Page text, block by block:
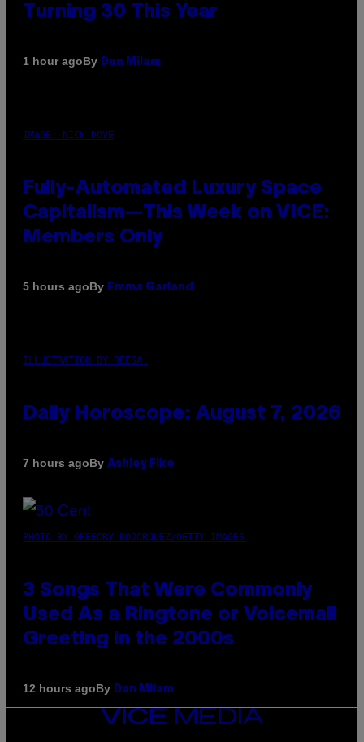
Turning 30 This Year
1 hour agoBy Dan Milam
IMAGE: NICK DOVE
Fully-Automated Luxury Space
Capitalism—This Week on VICE:
Members Only
5 hours agoBy Emma Garland
ILLUSTRATION BY REESA.
Daily Horoscope: August 7, 2026
7 hours agoBy Ashley Fike
PHOTO BY GREGORY BOJORQUEZ/GETTY IMAGES
3 Songs That Were Commonly
Used As a Ringtone or Voicemail
Greeting in the 2000s
12 hours agoBy Dan Milam
VICE
MEDIA